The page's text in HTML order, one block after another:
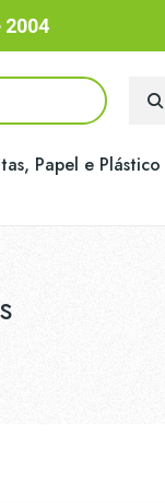
2004
Papel e Plástico